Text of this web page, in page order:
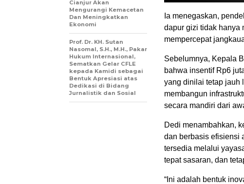
Ia menegaskan,
dapur gizi tidak hanya
mempercepat
Sebelumnya, Kepala
bahwa insentif Rp6
yang dinilai tetap jauh
membangun
secara mandiri dari
Dedi menambahkan,
dan berbasis efisiensi
tersedia melalui
tepat sasaran, dan
“Ini adalah bentuk
Cianjur Akan
Mengurangi Kemacetan
Dan Meningkatkan
Ekonomi
Prof. Dr. KH. Sutan
Nasomal, S.H., M.H., Pakar
Hukum Internasional,
Sematkan Gelar CFLE
kepada Kamidi sebagai
Bentuk Apresiasi atas
Dedikasi di Bidang
Jurnalistik dan Sosial